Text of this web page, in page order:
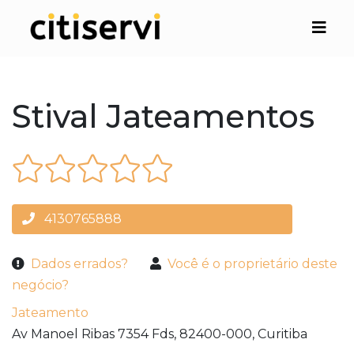
Stival Jateamentos
4130765888
Dados errados?
Você é o proprietário deste
negócio?
Jateamento
Av Manoel Ribas 7354 Fds, 82400-000, Curitiba